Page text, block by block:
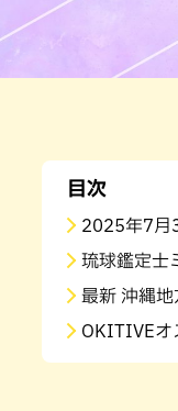
目次
2025年7月
琉球鑑定士
最新 沖縄地
OKITIVEオ